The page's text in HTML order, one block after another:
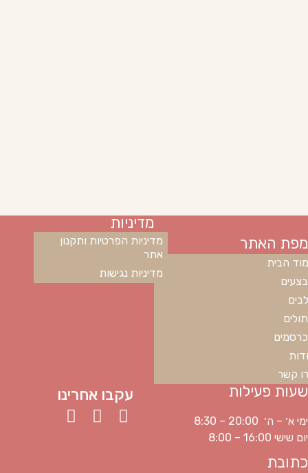
מפת האתר
הבית
קשר
מדיניות
מדיניות הפרטיות ותקנון
אתר
מדיניות נגישות
שעות פעילות
ימי א׳ – ה׳ 20:00 – 8:30
יום שישי 16:00 – 8:00
כתובת
עקבו אחרינו